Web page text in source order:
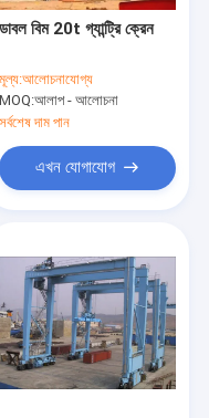
ডাবল বিম 20t গ্যান্ট্রি ক্রেন
মূল্য:আলোচনাযোগ্য
MOQ:আলাপ - আলোচনা
সর্বশেষ দাম পান
এখন যোগাযোগ